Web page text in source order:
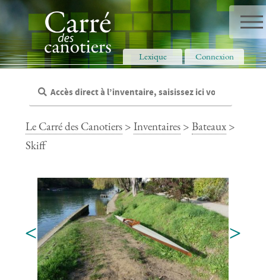
Panneau de gestion des cookies
Lexique Connexion
Le Carré des Canotiers >Inventaires >Bateaux >
Skiff
< >